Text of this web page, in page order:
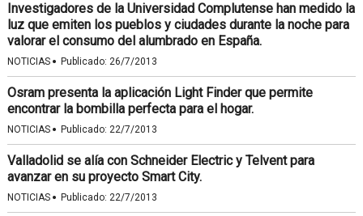
Investigadores de la Universidad Complutense han medido la
luz que emiten los pueblos y ciudades durante la noche para
valorar el consumo del alumbrado en España.
NOTICIAS · Publicado: 26/7/2013
Osram presenta la aplicación Light Finder que permite
encontrar la bombilla perfecta para el hogar.
NOTICIAS · Publicado: 22/7/2013
Valladolid se alía con Schneider Electric y Telvent para
avanzar en su proyecto Smart City.
NOTICIAS · Publicado: 22/7/2013